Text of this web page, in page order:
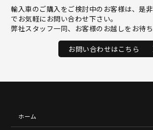
輸入車のご購入をご検討中のお客様は、是
でお気軽にお問い合わせ下さい。
弊社スタッフ一同、お客様のお越しをお待ち
お問い合わせはこちら
ホーム